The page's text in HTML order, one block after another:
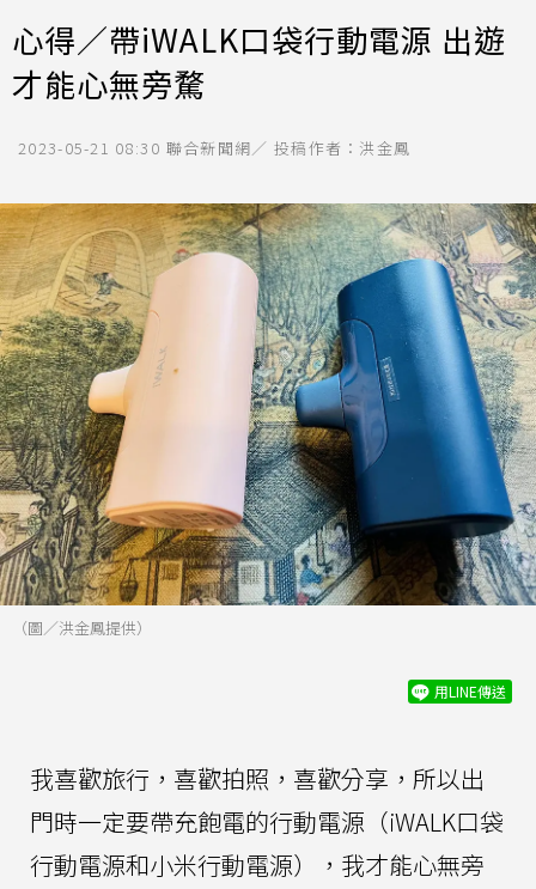
心得／帶iWALK口袋行動電源 出遊
才能心無旁騖
2023-05-21 08:30 聯合新聞網／ 投稿作者：洪金鳳
（圖／洪金鳳提供）
用LINE傳送
我喜歡旅行，喜歡拍照，喜歡分享，所以出
門時一定要帶充飽電的行動電源（iWALK口袋
行動電源和小米行動電源），我才能心無旁